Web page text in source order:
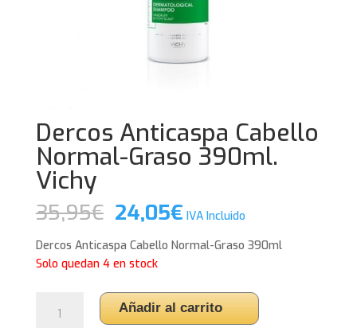
Dercos Anticaspa Cabello
Normal-Graso 390ml.
Vichy
35,95€ El
precio
original
era:
35,95€.
24,05€El
actual
24,05€.
IVA Incluido
Dercos Anticaspa Cabello Normal-Graso 390ml
Solo quedan 4 en stock
Anticaspa
Añadir al carrito